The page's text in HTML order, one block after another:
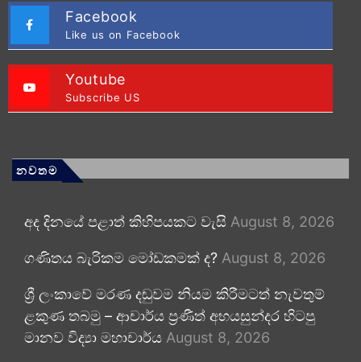
Facebook
Like us on Facebook
Youtube
Subscribe US
නවතම
අද දිනයේ පළාත් කිහිපයකට වැසි August 8, 2026
ගණිතය බැරිකම මෝඩකමක් ද? August 8, 2026
ශ්‍රී ලංකාවේ මරණ දඬුවම නියම කිරීමටත් නැවතුම්
ළකුණ තබමු – ආචාර්ය ප්‍රණීත් අභයසුන්දර හිටපු
මානව විද්‍යා මහාචාර්ය August 8, 2026